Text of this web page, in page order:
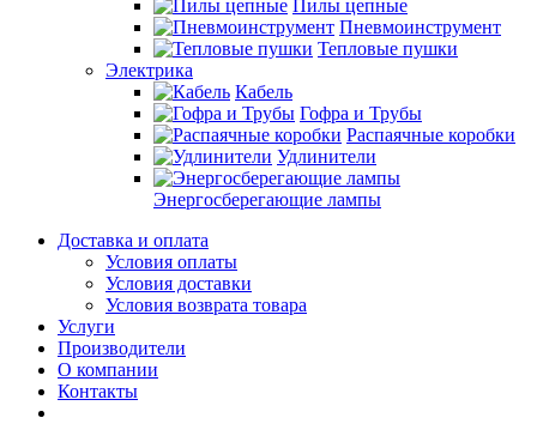
Пилы цепные
Пневмоинструмент
Тепловые пушки
Электрика
Кабель
Гофра и Трубы
Распаячные коробки
Удлинители
Энергосберегающие лампы
Доставка и оплата
Условия оплаты
Условия доставки
Условия возврата товара
Услуги
Производители
О компании
Контакты